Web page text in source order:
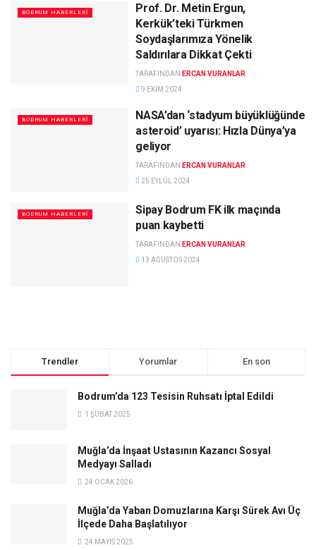
BODRUM HABERLERI
Prof. Dr. Metin Ergun,
Kerkük’teki Türkmen
Soydaşlarımıza Yönelik
Saldırılara Dikkat Çekti
TARAFINDAN ERCAN VURANLAR
9 EKIM 2024
BODRUM HABERLERI
NASA’dan ‘stadyum büyüklüğünde
asteroid’ uyarısı: Hızla Dünya’ya
geliyor
TARAFINDAN ERCAN VURANLAR
25 EYLÜL 2024
BODRUM HABERLERI
Sipay Bodrum FK ilk maçında
puan kaybetti
TARAFINDAN ERCAN VURANLAR
13 AĞUSTOS 2024
Trendler Yorumlar En son
Bodrum’da 123 Tesisin Ruhsatı İptal Edildi
1 ŞUBAT 2025
Muğla’da İnşaat Ustasının Kazancı Sosyal
Medyayı Salladı
24 OCAK 2026
Muğla’da Yaban Domuzlarına Karşı Sürek Avı Üç
İlçede Daha Başlatılıyor
24 MAYIS 2025